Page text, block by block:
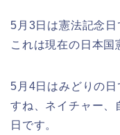
5月3日は憲法記念日
これは現在の日本国
5月4日はみどりの
すね、ネイチャー、
日です。